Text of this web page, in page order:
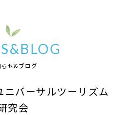
らせ&ブログ
バーサルツーリズム
究会